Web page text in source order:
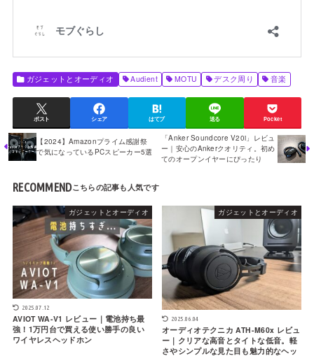
ガジェットとオーディオ Audient MOTU デスク周り 音楽
ポスト シェア はてブ 送る Pocket
【2024】Amazonプライム感謝祭
で気になっているPCスピーカー5選
「Anker Soundcore V20i」レビュ
ー｜安心のAnkerクオリティ。初め
てのオープンイヤーにぴったり
RECOMMEND
ガジェットとオーディオ
2025.07.12
AVIOT WA-V1 レビュー｜電池持ち最
強！1万円台で買える使い勝手の良い
ワイヤレスヘッドホン
ガジェットとオーディオ
2025.06.04
オーディオテクニカ ATH-M60x レビュ
ー｜クリアな高音とタイトな低音。軽
さやシンプルな見た目も魅力的なヘッ